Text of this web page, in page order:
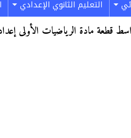
التعليم الثانوي الإعدادي
وواسط قطعة مادة الرياضيات الأولى